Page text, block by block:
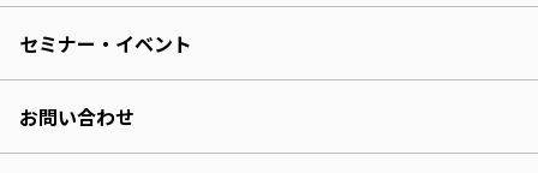
セミナー・イベント
お問い合わせ